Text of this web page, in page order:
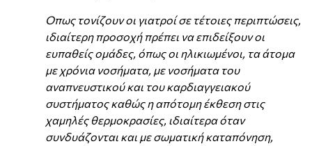
Οπως τονίζουν οι γιατροί σε τέτοιες περιπτώσεις,
ιδιαίτερη προσοχή πρέπει να επιδείξουν οι
ευπαθείς ομάδες, όπως οι ηλικιωμένοι, τα άτομα
με χρόνια νοσήματα, με νοσήματα του
αναπνευστικού και του καρδιαγγειακού
συστήματος καθώς η απότομη έκθεση στις
χαμηλές θερμοκρασίες, ιδιαίτερα όταν
συνδυάζονται και με σωματική καταπόνηση,